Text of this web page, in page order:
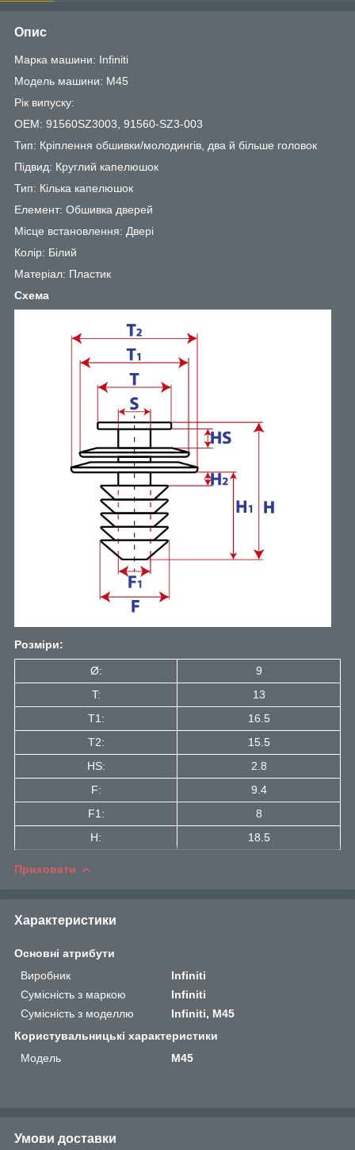
Опис
Марка машини: Infiniti
Модель машини: M45
Рік випуску:
OEM: 91560SZ3003, 91560-SZ3-003
Тип: Кріплення обшивки/молодингів, два й більше головок
Підвид: Круглий капелюшок
Тип: Кілька капелюшок
Елемент: Обшивка дверей
Місце встановлення: Двері
Колір: Білий
Матеріал: Пластик
Схема
Розміри:
Ø:
9
T:
13
T1:
16.5
Т2:
15.5
HS:
2.8
F:
9.4
F1:
8
H:
18.5
Приховати
Характеристики
Основні атрибути
Виробник
Infiniti
Сумісність з маркою
Infiniti
Сумісність з моделлю
Infiniti, M45
Користувальницькі характеристики
Мoдель
M45
Умови доставки